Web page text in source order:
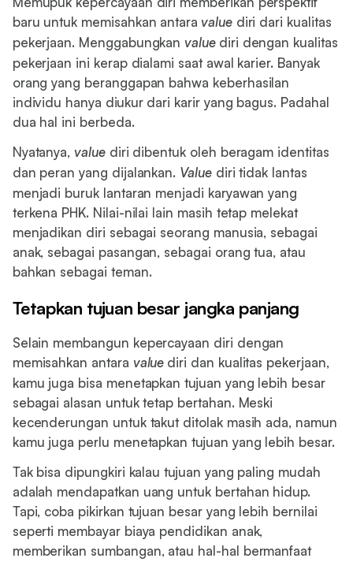
baru untuk memisahkan antara valuediri dari kualitas
pekerjaan. Menggabungkanvalue diri dengan kualitas
pekerjaan ini kerap dialami saat awal karier. Banyak
orang yang beranggapan bahwa keberhasilan
individu hanya diukur dari karir yang bagus. Padahal
dua hal ini berbeda.
Nyatanya,valuediri dibentuk oleh beragam identitas
dan peran yang dijalankan. Valuediri tidak lantas
menjadi buruk lantaran menjadi karyawan yang
terkena PHK. Nilai-nilai lain masih tetap melekat
menjadikan diri sebagai seorang manusia, sebagai
anak, sebagai pasangan, sebagai orang tua, atau
bahkan sebagai teman.
Tetapkan tujuan besar jangka panjang
Selain membangun kepercayaan diri dengan
memisahkan antara value diri dan kualitas pekerjaan,
kamu juga bisa menetapkan tujuan yang lebih besar
sebagai alasan untuk tetap bertahan. Meski
kecenderungan untuk takut ditolak masih ada, namun
kamu juga perlu menetapkan tujuan yang lebih besar.
Tak bisa dipungkiri kalau tujuan yang paling mudah
adalah mendapatkan uang untuk bertahan hidup.
Tapi, coba pikirkan tujuan besar yang lebih bernilai
seperti membayar biaya pendidikan anak,
memberikan sumbangan, atau hal-hal bermanfaat